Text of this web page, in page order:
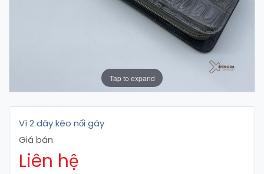
Tap to expand
Ví 2 dây kéo nối gáy
Giá bán
Liên hệ